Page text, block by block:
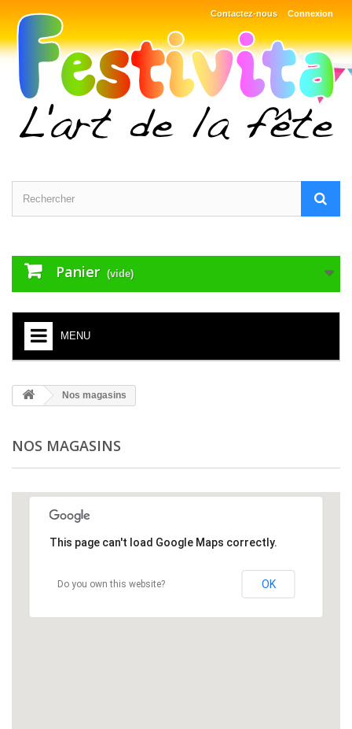
Connexion
Contactez-nous
Panier (vide)
MENU
TOUTE VOTRE DÉCORATION
+
NOËL ET NOUVEL AN
+
VAISSELLE , NAPPES ET SERVIETTES
Nos magasins
NOS MAGASINS
This page can't load Google Maps correctly.
Do you own this website? OK